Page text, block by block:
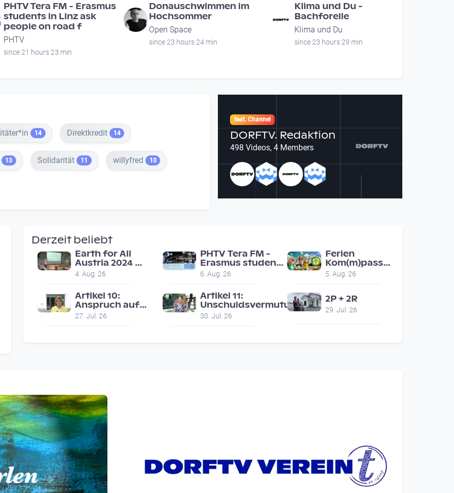
PHTV Tera FM - Erasmus
students in Linz ask
people on road f
PHTV
since 21 hours 23 min
Donauschwimmen im
Hochsommer
Open Space
since 23 hours 24 min
Klima und Du -
Bachforelle
Klima und Du
since 23 hours 29 min
14 Direktkredit 14
13 Solidarität 11 willyfred 10
feat. Channel
DORFTV. Redaktion
498 Videos, 4 Members
Derzeit beliebt
Earth for All
Austria 2024 |
Veranstaltung
am 8.7.2024
4. Aug. 26
PHTV Tera FM -
Erasmus students
in Linz ask people
on road for
recommendations
6. Aug. 26
Ferien
Kom(m)pass
Engerwitzdorf
Bunte
5. Aug. 26
Artikel 10:
Anspruch auf
faires
27. Jul. 26
Artikel 11:
Unschuldsvermutung
30. Jul. 26
2P + 2R
29. Jul. 26